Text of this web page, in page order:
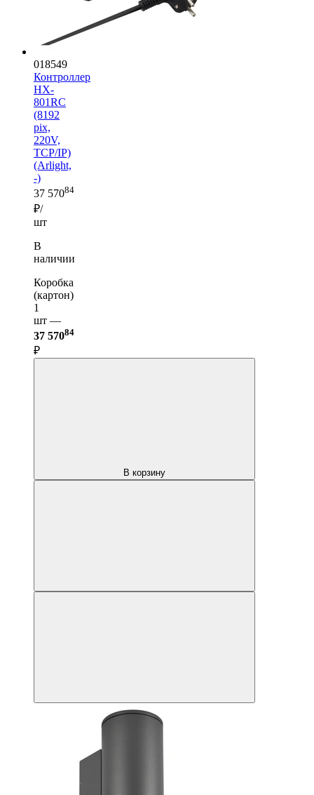
018549
Контроллер
HX-
801RC
(8192
pix,
220V,
TCP/IP)
(Arlight,
-)
37 57084
₽/
шт
В
наличии
Коробка
(картон)
1
шт —
37 57084
₽
В корзину